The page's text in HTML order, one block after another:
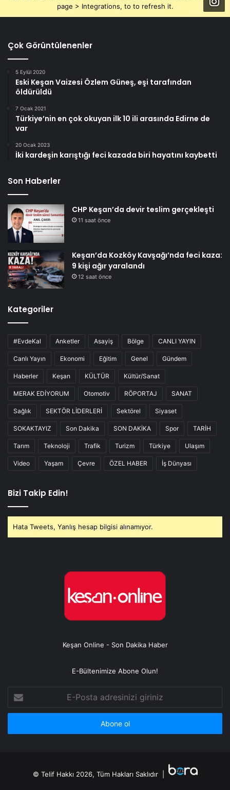
page > Integrations, to to refresh it.
Çok Görüntülenenler
5 Eylül 2020
Eski Keşan Vaizesi Özlem Güneş, eşi tarafından
öldürüldü
7 Ocak 2021
Türkiye’nin en çok okuyan ilk 10 ili arasında Edirne de
var
20 Ocak 2023
İki kardeşin karıştığı feci kazada biri hayatını kaybetti
Son Haberler
CHP Keşan’da devir teslim gerçekleşti
11 saat önce
Keşan’da Kozköy Kavşağı’nda feci kaza:
9 kişi ağır yaralandı
12 saat önce
Kategoriler
#EvdeKal Anketler Asayiş Bölge CANLI YAYIN
Canlı Yayın Ekonomi Eğitim Genel Gündem
Haberler Keşan KÜLTÜR Kültür/Sanat
MERAK EDİYORUM Otomotiv RÖPORTAJ SANAT
Sağlık SEKTÖR LİDERLERİ Sektörel Siyaset
SOKAKTAYIZ Son Dakika SON DAKİKA Spor TARİH
Tarım Teknoloji Trafik Turizm Türkiye Ulaşım
Video Yaşam Çevre ÖZEL HABER İş Dünyası
Bizi Takip Edin!
Hata Tweets, Yanlış hesap bilgisi alınamıyor.
Keşan Online - Son Dakika Haber
E-Bültenimize Abone Olun!
Posta
adresinizi
© Telif Hakkı 2026, Tüm Hakları Saklıdır |